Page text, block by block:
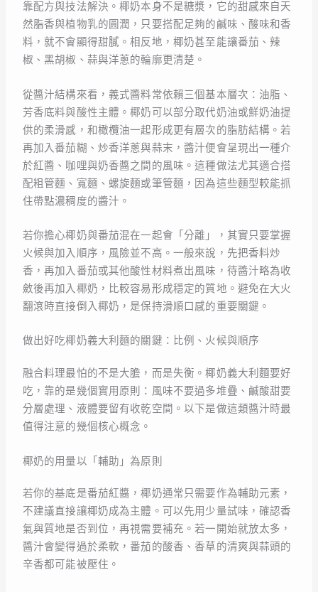
靠配方與技法解決。椰奶本身不是糖漿，它的甜感來自天
然脂香與植物乳的圓潤，只要搭配足夠的鹹味、酸味和香
料，就不會顯得甜膩。相反地，椰奶甚至能讓番茄、辣
椒、黑胡椒、蒜與洋蔥的輪廓更清楚。
從醬汁結構來看，義式醬料常依賴三個基本層次：油脂、
芳香底料與酸性主體。椰奶可以部分取代奶油或鮮奶油提
供的柔滑感，和橄欖油一起形成更有層次的脂肪結構。若
再加入番茄糊、炒香洋蔥與蒜末，醬汁便會呈現出一種介
於紅醬、咖哩與奶香醬之間的風味。這種做法尤其適合搭
配粗管麵、寬麵、螺旋麵或筆管麵，因為這些麵型較能抓
住帶點濃稠度的醬汁。
若你擔心椰奶與番茄混在一起會「分離」，其實只要掌握
火候與加入順序，風險並不高。一般來說，先把香料炒
香，再加入番茄或其他酸性材料煮出風味，待醬汁略為收
斂後再加入椰奶，比較容易形成穩定的質地。避免在大火
翻滾時直接倒入椰奶，是保持滑順口感的重要關鍵。
做出好吃椰奶義大利麵的關鍵：比例、火候與順序
融合料理最怕的不是大膽，而是失衡。椰奶義大利麵要好
吃，靠的是幾個實用原則：風味不要過多堆疊、鹹酸甜要
分層處理、液體要留有收乾空間。以下是做這類醬汁時最
值得注意的幾個核心概念。
椰奶的用量以「輔助」為原則
若你的基底是番茄紅醬，椰奶通常只需要作為輔助元素，
不建議直接讓椰奶成為主體。可以先用少量試味，確認香
氣與質地是否到位，再視需要補充。若一開始就放太多，
醬汁會變得過於柔軟，番茄的酸香、香草的清爽與蒜頭的
辛香都可能被壓住。